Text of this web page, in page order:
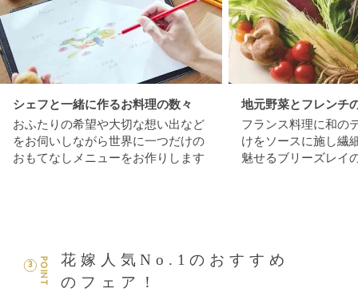
シェフと一緒に作るお料理の数々
おふたりの希望や大切な想い出など
をお伺いしながら世界に一つだけの
おもてなしメニューをお作りします
地元野菜とフレンチ
フランス料理に和の
けをソースに施し繊
魅せるブリーズレイ
POINT
3
花嫁人気No.1のおすすめ
のフェア！